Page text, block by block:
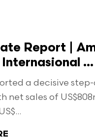
Report |
...
a decisive
net sales of